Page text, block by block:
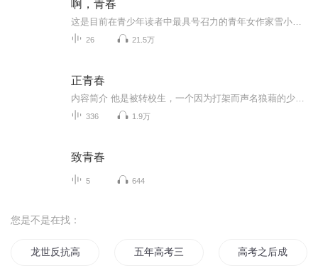
啊，青春
26 21.5万
正青春
336 1.9万
致青春
5 644
您是不是在找：
龙世反抗高考 五年高考三年修真 高考之后成为人